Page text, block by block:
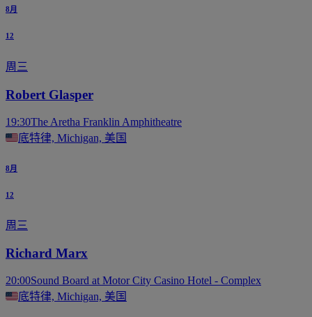
8月
12
周三
Robert Glasper
19:30The Aretha Franklin Amphitheatre
底特律, Michigan, 美国
8月
12
周三
Richard Marx
20:00Sound Board at Motor City Casino Hotel - Complex
底特律, Michigan, 美国